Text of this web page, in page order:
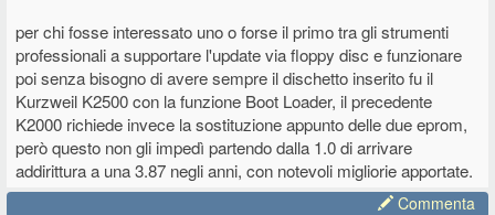
per chi fosse interessato uno o forse il primo tra gli strumenti
professionali a supportare l'update via floppy disc e funzionare
poi senza bisogno di avere sempre il dischetto inserito fu il
Kurzweil K2500 con la funzione Boot Loader, il precedente
K2000 richiede invece la sostituzione appunto delle due eprom,
però questo non gli impedì partendo dalla 1.0 di arrivare
addirittura a una 3.87 negli anni, con notevoli migliorie apportate.
Commenta